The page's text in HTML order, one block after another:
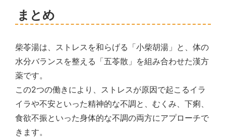
まとめ
柴苓湯は、ストレスを和らげる「小柴胡湯」と、体の
水分バランスを整える「五苓散」を組み合わせた漢方
薬です。
この2つの働きにより、ストレスが原因で起こるイラ
イラや不安といった精神的な不調と、むくみ、下痢、
食欲不振といった身体的な不調の両方にアプローチで
きます。